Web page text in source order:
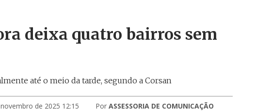
deixa quatro bairros sem
até o meio da tarde, segundo a Corsan
de 2025 12:15 Por ASSESSORIA DE COMUNICAÇÃO